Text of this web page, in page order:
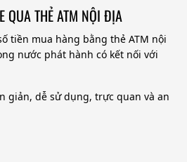
QUA THẺ ATM NỘI ĐỊA
tiền mua hàng bằng thẻ ATM nội
nước phát hành có kết nối với
giản, dễ sử dụng, trực quan và an